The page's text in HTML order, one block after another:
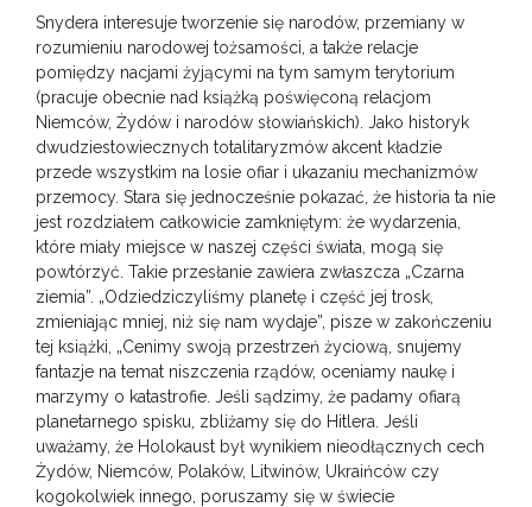
Snydera interesuje tworzenie się narodów, przemiany w
rozumieniu narodowej tożsamości, a także relacje
pomiędzy nacjami żyjącymi na tym samym terytorium
(pracuje obecnie nad książką poświęconą relacjom
Niemców, Żydów i narodów słowiańskich). Jako historyk
dwudziestowiecznych totalitaryzmów akcent kładzie
przede wszystkim na losie ofiar i ukazaniu mechanizmów
przemocy. Stara się jednocześnie pokazać, że historia ta nie
jest rozdziałem całkowicie zamkniętym: że wydarzenia,
które miały miejsce w naszej części świata, mogą się
powtórzyć. Takie przesłanie zawiera zwłaszcza „Czarna
ziemia”. „Odziedziczyliśmy planetę i część jej trosk,
zmieniając mniej, niż się nam wydaje”, pisze w zakończeniu
tej książki, „Cenimy swoją przestrzeń życiową, snujemy
fantazje na temat niszczenia rządów, oceniamy naukę i
marzymy o katastrofie. Jeśli sądzimy, że padamy ofiarą
planetarnego spisku, zbliżamy się do Hitlera. Jeśli
uważamy, że Holokaust był wynikiem nieodłącznych cech
Żydów, Niemców, Polaków, Litwinów, Ukraińców czy
kogokolwiek innego, poruszamy się w świecie